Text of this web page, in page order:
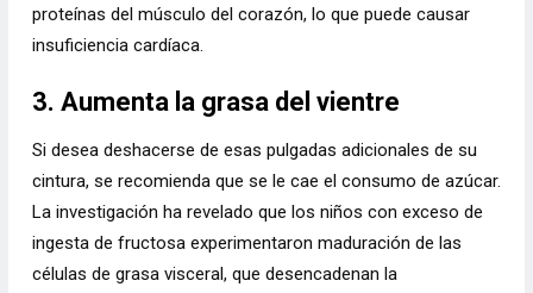
proteínas del músculo del corazón, lo que puede causar
insuficiencia cardíaca.
3. Aumenta la grasa del vientre
Si desea deshacerse de esas pulgadas adicionales de su
cintura, se recomienda que se le cae el consumo de azúcar.
La investigación ha revelado que los niños con exceso de
ingesta de fructosa experimentaron maduración de las
células de grasa visceral, que desencadenan la